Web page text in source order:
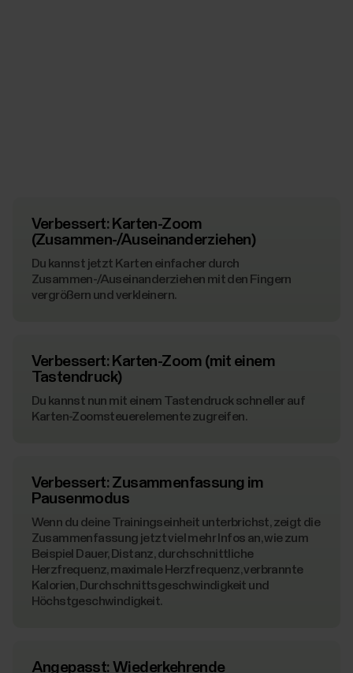
Verbessert: Karten-Zoom
(Zusammen-/Auseinanderziehen)
Du kannst jetzt Karten einfacher durch
Zusammen-/Auseinanderziehen mit den Fingern
vergrößern und verkleinern.
Verbessert: Karten-Zoom (mit einem
Tastendruck)
Du kannst nun mit einem Tastendruck schneller auf
Karten-Zoomsteuerelemente zugreifen.
Verbessert: Zusammenfassung im
Pausenmodus
Wenn du deine Trainingseinheit unterbrichst, zeigt die
Zusammenfassung jetzt viel mehr Infos an, wie zum
Beispiel Dauer, Distanz, durchschnittliche
Herzfrequenz, maximale Herzfrequenz, verbrannte
Kalorien, Durchschnittsgeschwindigkeit und
Höchstgeschwindigkeit.
Angepasst: Wiederkehrende